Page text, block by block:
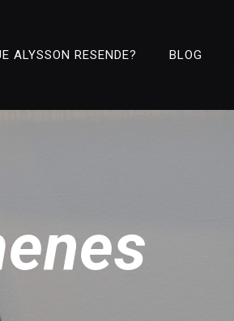
ALYSSON RESENDE? BLOG